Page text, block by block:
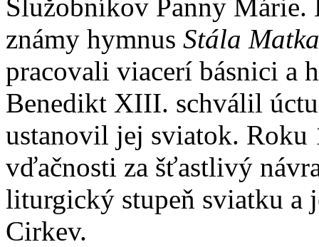
Služobníkov Panny
známy hymnus Stála
pracovali viacerí básnici a
Benedikt XIII. schválil
ustanovil jej sviatok. Roku
vďačnosti za šťastlivý
liturgický stupeň sviatku a
Cirkev.